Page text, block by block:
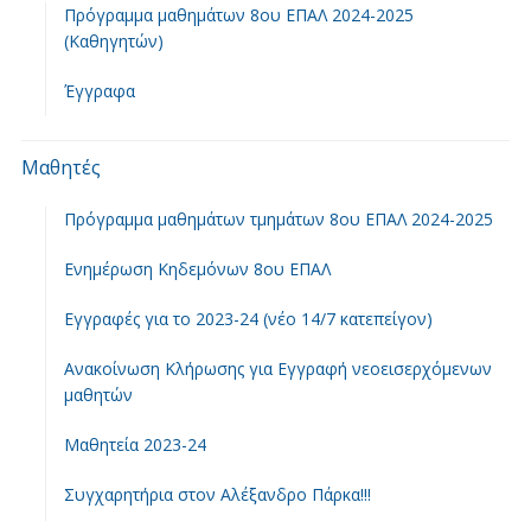
Πρόγραμμα μαθημάτων 8ου ΕΠΑΛ 2024-2025
(Καθηγητών)
Έγγραφα
Μαθητές
Πρόγραμμα μαθημάτων τμημάτων 8ου ΕΠΑΛ 2024-2025
Ενημέρωση Κηδεμόνων 8ου ΕΠΑΛ
Εγγραφές για το 2023-24 (νέο 14/7 κατεπείγον)
Ανακοίνωση Κλήρωσης για Εγγραφή νεοεισερχόμενων
μαθητών
Μαθητεία 2023-24
Συγχαρητήρια στον Αλέξανδρο Πάρκα!!!